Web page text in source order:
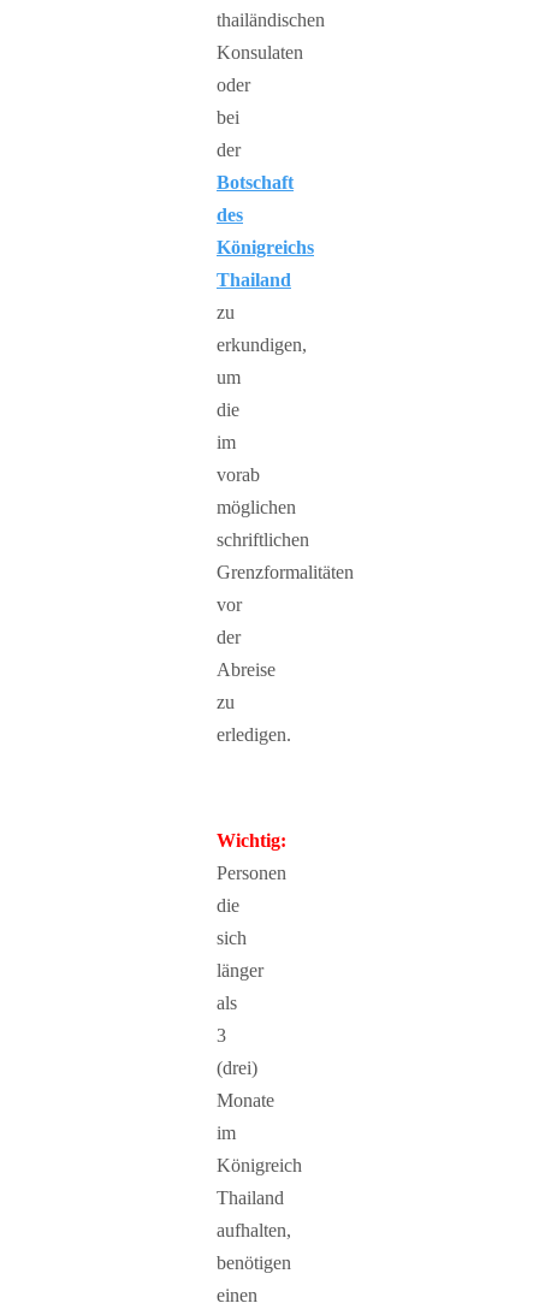
thailändischen
Konsulaten
oder
bei
der
Botschaft
des
Königreichs
Thailand
zu
erkundigen,
um
die
im
vorab
möglichen
schriftlichen
Grenzformalitäten
vor
der
Abreise
zu
erledigen.
Wichtig:
Personen
die
sich
länger
als
3
(drei)
Monate
im
Königreich
Thailand
aufhalten,
benötigen
einen